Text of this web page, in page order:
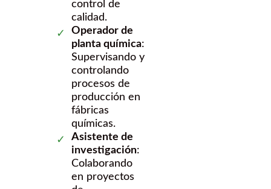
control de
calidad.
Operador de
planta química:
Supervisando y
controlando
procesos de
producción en
fábricas
químicas.
Asistente de
investigación:
Colaborando
en proyectos